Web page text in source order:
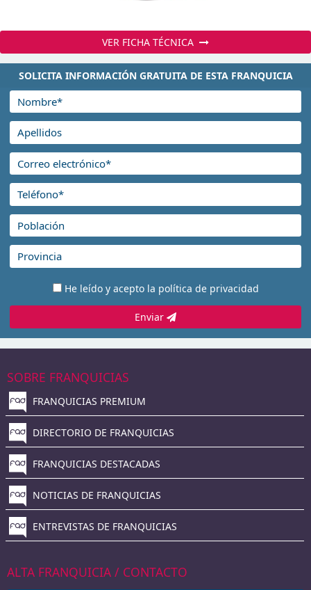
VER FICHA TÉCNICA
SOLICITA INFORMACIÓN GRATUITA DE ESTA FRANQUICIA
He leído y acepto la política de privacidad
Enviar
SOBRE FRANQUICIAS
FRANQUICIAS PREMIUM
DIRECTORIO DE FRANQUICIAS
FRANQUICIAS DESTACADAS
NOTICIAS DE FRANQUICIAS
ENTREVISTAS DE FRANQUICIAS
ALTA FRANQUICIA / CONTACTO